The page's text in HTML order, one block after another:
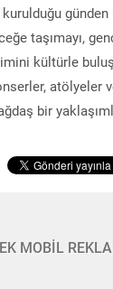
kurulduğu
taşımayı,
kültürle
atölyeler
bir
MOBİL